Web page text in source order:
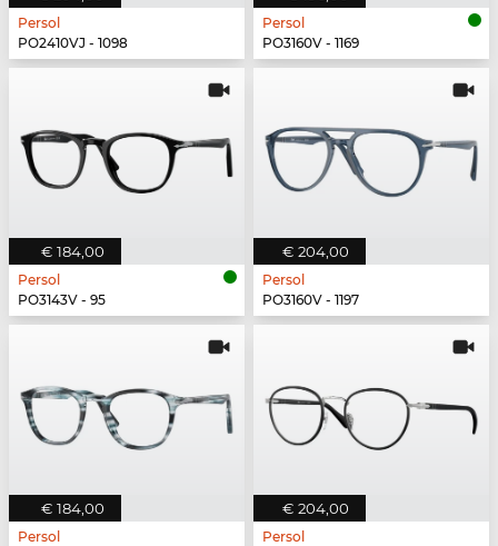
Persol
PO2410VJ - 1098
Persol
PO3160V - 1169
€ 184,00
Persol
PO3143V - 95
€ 204,00
Persol
PO3160V - 1197
€ 184,00
Persol
€ 204,00
Persol